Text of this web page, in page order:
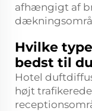
afhængigt af
Hvilke
bedst til
Hotel
højt